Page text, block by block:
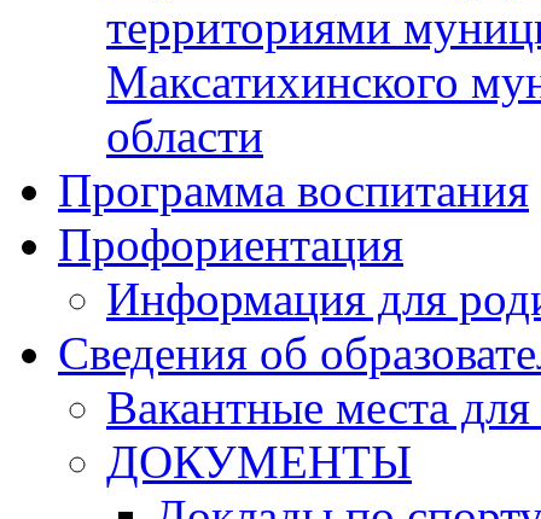
территориями
Максатихинского
области
Программа воспитания
Профориентация
Информация для
Сведения об
Вакантные места
ДОКУМЕНТЫ